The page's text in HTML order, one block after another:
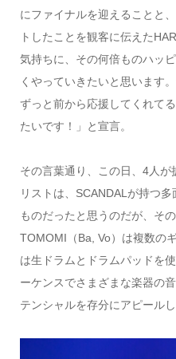
にファイナルを迎えることと
トしたことを観客に伝えた
気持ちに、その何倍ものハッ
くやっていきたいと思います
ずっと前から応援してくれて
たいです！」と宣言。
その言葉通り、この日、4人
リストは、SCANDALが持つ
ものだったと思うのだが、そ
TOMOMI（Ba, Vo）は複数の
は生ドラムとドラムパッドを
ーケンスでさまざまな楽器の
テンシャルを存分にアピールし